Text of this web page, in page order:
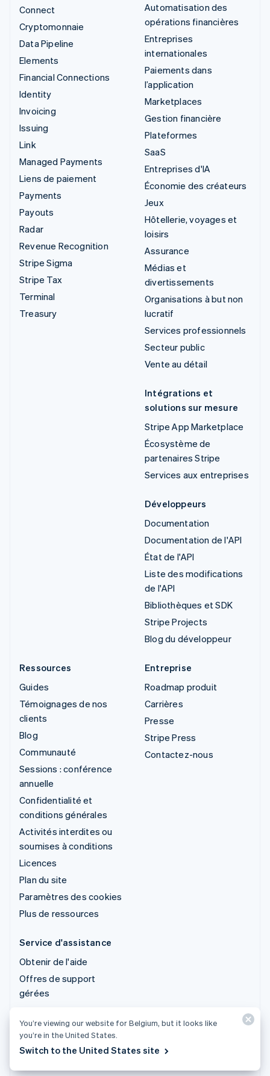
Connect
Cryptomonnaie
Data Pipeline
Elements
Financial Connections
Identity
Invoicing
Issuing
Link
Managed Payments
Liens de paiement
Payments
Payouts
Radar
Revenue Recognition
Stripe Sigma
Stripe Tax
Terminal
Treasury
Automatisation des
opérations financières
Entreprises
internationales
Paiements dans
l’application
Marketplaces
Gestion financière
Plateformes
SaaS
Entreprises d'IA
Économie des créateurs
Jeux
Hôtellerie, voyages et
loisirs
Assurance
Médias et
divertissements
Organisations à but non
lucratif
Services professionnels
Secteur public
Vente au détail
Intégrations et
solutions sur mesure
Stripe App Marketplace
Écosystème de
partenaires Stripe
Services aux entreprises
Développeurs
Documentation
Documentation de l'API
État de l'API
Liste des modifications
de l'API
Bibliothèques et SDK
Stripe Projects
Blog du développeur
Ressources
Guides
Témoignages de nos
clients
Blog
Communauté
Sessions : conférence
annuelle
Confidentialité et
conditions générales
Activités interdites ou
soumises à conditions
Licences
Plan du site
Paramètres des cookies
Plus de ressources
Entreprise
Roadmap produit
Carrières
Presse
Stripe Press
Contactez-nous
Service d'assistance
Obtenir de l'aide
Offres de support
gérées
© 2026 Stripe, LLC
You’re viewing our website for Belgium, but it looks like
you’re in the United States.
Switch to the United States site